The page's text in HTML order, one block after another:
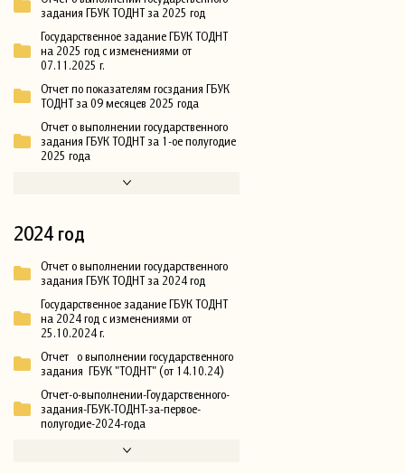
задания ГБУК ТОДНТ за 2025 год
Государственное задание ГБУК ТОДНТ
на 2025 год с изменениями от
07.11.2025 г.
Отчет по показателям госздания ГБУК
ТОДНТ за 09 месяцев 2025 года
Отчет о выполнении государственного
задания ГБУК ТОДНТ за 1-ое полугодие
2025 года
2024 год
Отчет о выполнении государственного
задания ГБУК ТОДНТ за 2024 год
Государственное задание ГБУК ТОДНТ
на 2024 год с изменениями от
25.10.2024 г.
Отчет о выполнении государственного
задания ГБУК "ТОДНТ" (от 14.10.24)
Отчет-о-выполнении-Гоударственного-
задания-ГБУК-ТОДНТ-за-первое-
полугодие-2024-года